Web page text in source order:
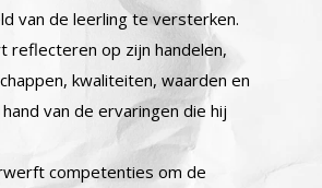
van de leerling te versterken.
reflecteren op zijn handelen,
kwaliteiten, waarden en
van de ervaringen die hij
competenties om de